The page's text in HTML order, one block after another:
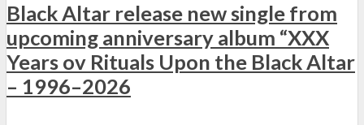
Black Altar release new single from
upcoming anniversary album “XXX
Years ov Rituals Upon the Black Altar
– 1996–2026